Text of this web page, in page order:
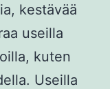
kestävää
useilla
kuten
Useilla